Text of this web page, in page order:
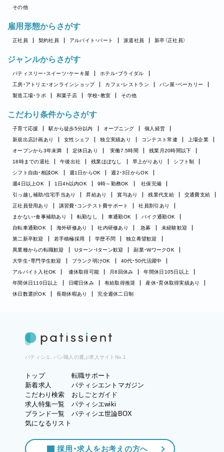
その他
雇用形態からさがす
正社員 契約社員 アルバイト・パート 派遣社員 新卒（正社員）
ジャンルからさがす
パティスリー・スイーツ・ケーキ屋
ホテル・ブライダル
工房・アトリエ・オンラインショップ
カフェ・レストラン
パン屋・ベーカリー
製造工場・ラボ
和菓子店 学校・教室 その他
こだわり条件からさがす
子育て応援 駅から徒歩5分以内 オープニング
個人経営
新規出店計画あり
女性シェフ 独立実績あり コンテスト常連
上場企業
オープンから3年未満
定休日あり 実働7.5時間
残業月20時間以下
18時までの退社
午後出社 残業ほぼなし 早上がりあり
シフト制
シフト自由・相談OK
週1日からOK
週2・3日からOK
週4日以上OK
1日4h以内OK 9時～勤務OK
社保完備
引っ越し補助/住宅手当あり
昇給あり 賞与あり 残業代支給
交通費支給
正社員登用あり
講習費・コンテスト費サポート
社員割引あり
まかない・食事補助あり
転勤なし 車通勤OK
バイク通勤OK
自転車通勤OK
海外研修あり 社内研修あり 急募
未経験歓迎
第二新卒歓迎
若手積極採用 学歴不問
独立希望歓迎
異業種からの転職歓迎
Uターン・Iターン歓迎
副業・WワークOK
大学生・専門学生歓迎
ブランク明けOK
40代・50代活躍中
アルバイト入社OK
連休取得可能 月8回休み
年間休日105日以上
年間休日110日以上
日曜日休み 有給取得推奨
産休・育休取得実績あり
休日数選択OK
長期休暇あり 完全週休二日制
パティシエ、パン職人の選ぶ求人サイトNo.1
トップ
新着求人
こだわり検索
求人特集一覧
ブランド一覧
気になるリスト
転職サポート
パティシエントマガジン
おしごとガイド
パティシエwiki
パティシエ世論BOX
採用・求人をお考えの方へ